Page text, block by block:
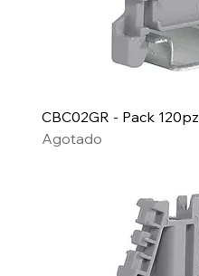
CBC02GR - Pack 120pz
Agotado